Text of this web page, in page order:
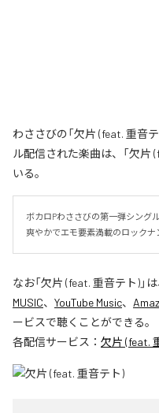
わささびの「欠片 (feat. 重音
ル配信された楽曲は、「欠片
いる。
ボカロPわささびの第一弾シング
爽やかでエモ要素満載のロックナ
なお「欠片 (feat. 重音テト)」は
MUSIC、 YouTube Music、
ービスで聴くことができる。
各配信サービス： 欠片 (feat.